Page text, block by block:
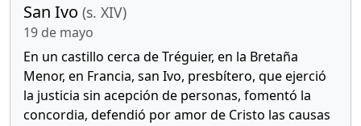
San Ivo (s. XIV)
19 de mayo
En un castillo cerca de Tréguier, en la Bretaña
Menor, en Francia, san Ivo, presbítero, que ejerció
la justicia sin acepción de personas, fomentó la
concordia, defendió por amor de Cristo las causas